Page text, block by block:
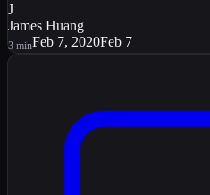
J
James Huang
3 minFeb 7, 2020Feb 7